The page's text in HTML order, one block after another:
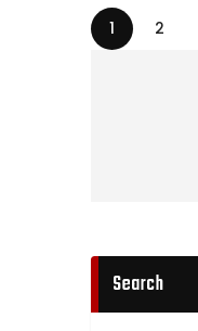
1 2
Search